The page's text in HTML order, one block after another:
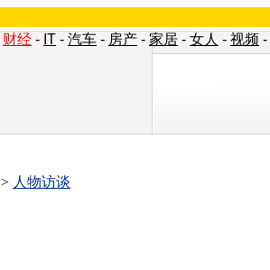
财经 - IT - 汽车 - 房产 - 家居 - 女人 - 视频 -
> 人物访谈